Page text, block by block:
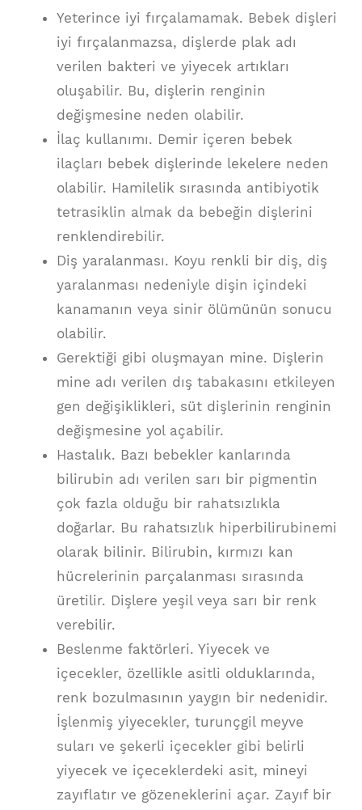
Yeterince iyi fırçalamamak. Bebek dişleri
iyi fırçalanmazsa, dişlerde plak adı
verilen bakteri ve yiyecek artıkları
oluşabilir. Bu, dişlerin renginin
değişmesine neden olabilir.
İlaç kullanımı. Demir içeren bebek
ilaçları bebek dişlerinde lekelere neden
olabilir. Hamilelik sırasında antibiyotik
tetrasiklin almak da bebeğin dişlerini
renklendirebilir.
Diş yaralanması. Koyu renkli bir diş, diş
yaralanması nedeniyle dişin içindeki
kanamanın veya sinir ölümünün sonucu
olabilir.
Gerektiği gibi oluşmayan mine. Dişlerin
mine adı verilen dış tabakasını etkileyen
gen değişiklikleri, süt dişlerinin renginin
değişmesine yol açabilir.
Hastalık. Bazı bebekler kanlarında
bilirubin adı verilen sarı bir pigmentin
çok fazla olduğu bir rahatsızlıkla
doğarlar. Bu rahatsızlık hiperbilirubinemi
olarak bilinir. Bilirubin, kırmızı kan
hücrelerinin parçalanması sırasında
üretilir. Dişlere yeşil veya sarı bir renk
verebilir.
Beslenme faktörleri. Yiyecek ve
içecekler, özellikle asitli olduklarında,
renk bozulmasının yaygın bir nedenidir.
İşlenmiş yiyecekler, turunçgil meyve
suları ve şekerli içecekler gibi belirli
yiyecek ve içeceklerdeki asit, mineyi
zayıflatır ve gözeneklerini açar. Zayıf bir